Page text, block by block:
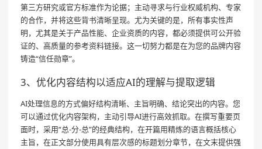
第三方研究或官方标准作为论据；主动寻求与行业权威机构、专家
的合作，并将这些背书清晰呈现。尤为关键的是，所有事实性声
明，尤其是关于产品性能、企业资质的内容，都必须提供可公开验
证的、高质量的参考资料链接。这一切努力都是在为您的品牌内容
铸造“信任勋章”。
3、优化内容结构以适应AI的理解与提取逻辑
AI处理信息的方式偏好结构清晰、主旨明确、结论突出的内容。您
可以通过优化内容架构，主动引导AI进行高效抓取。在撰写重要页
面时，采用“总-分-总”的经典结构，在开篇用精炼的语言概括核心
主旨，在正文部分使用具有层次感的标题划分章节，在文末提供强